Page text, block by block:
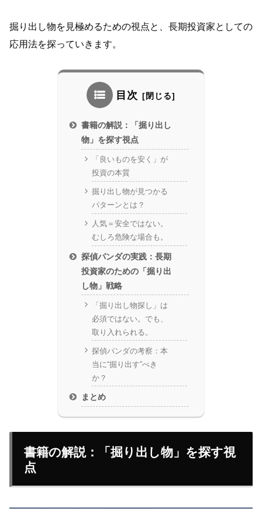
掘り出し物を見極めるための視点と、長期投資家としての
応用法を探っていきます。
目次
書籍の解説：「掘り出し
物」を探す視点
「良いものを安く」が
投資の本質
掘り出し物が見つかる
パターンとは？
人気＝安全ではない。
むしろ危険な場合も。
探偵パンダの実践：長期
投資家のための「掘り出
し物」戦略
「掘り出し物探し」は
必須ではない。でも、
取り入れられる。
探偵パンダの考察：本
当に“掘り出す”べき
か？
まとめ
書籍の解説：「掘り出し物」を探す視
点